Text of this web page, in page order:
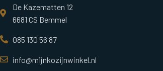
De Kazematten 12
6681 CS Bemmel
085 130 56 87
info@mijnkozijnwinkel.nl